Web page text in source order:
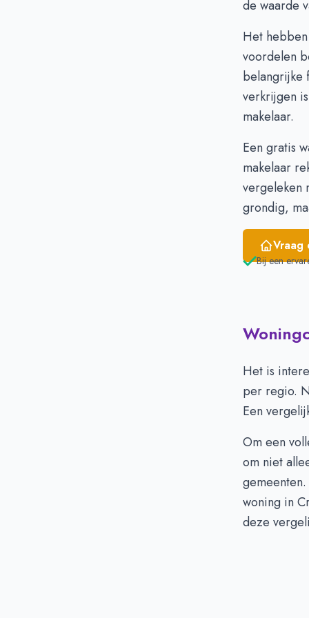
December€
Januari
Februari
€
Maart
€
April
€
Mei
€
Juni
de waarde
Het
voordelen
belangrijke
verkrijgen
makelaar.
Een gratis
makelaar
vergeleken
grondig,
Vraag
Bij een
Het is
per regio.
Een
Om een
om niet
woning in
deze